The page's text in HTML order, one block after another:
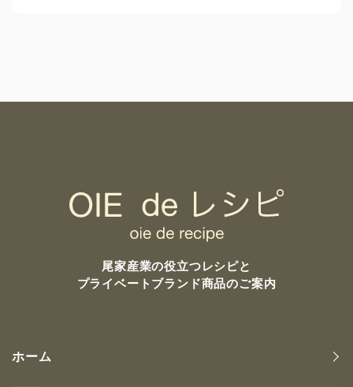
尾家産業の役立つレシピと
プライベートブランド商品のご案内
ホーム